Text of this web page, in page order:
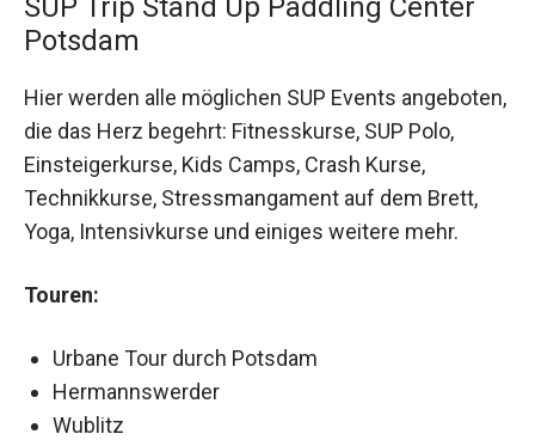
SUP Trip Stand Up Paddling Center
Potsdam
Hier werden alle möglichen SUP Events angeboten,
die das Herz begehrt: Fitnesskurse, SUP Polo,
Einsteigerkurse, Kids Camps, Crash Kurse,
Technikkurse, Stressmangament auf dem Brett,
Yoga, Intensivkurse und einiges weitere mehr.
Touren:
Urbane Tour durch Potsdam
Hermannswerder
Wublitz